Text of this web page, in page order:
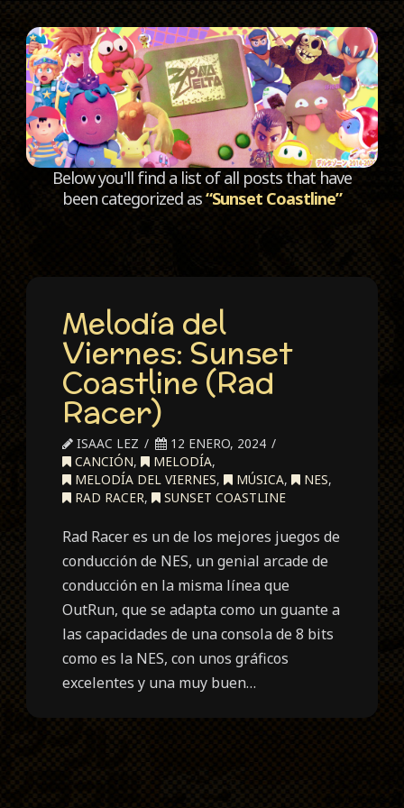
Below you'll find a list of all posts that have
been categorized as“Sunset Coastline”
Melodía del
Viernes: Sunset
Coastline (Rad
Racer)
ISAAC LEZ
12 ENERO, 2024
CANCIÓN, MELODÍA,
MELODÍA DEL VIERNES, MÚSICA, NES,
RAD RACER, SUNSET COASTLINE
Rad Racer es un de los mejores juegos de
conducción de NES, un genial arcade de
conducción en la misma línea que
OutRun, que se adapta como un guante a
las capacidades de una consola de 8 bits
como es la NES, con unos gráficos
excelentes y una muy buen…